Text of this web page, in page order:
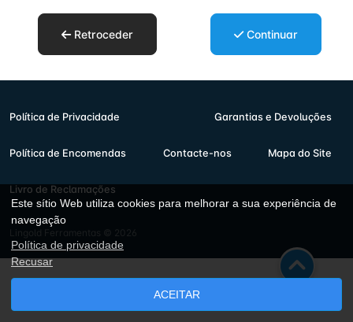
Retroceder Continuar
Política de Privacidade Garantias e Devoluções
Política de Encomendas Contacte-nos Mapa do Site
Livro de Reclamações
Lingold Ferramentas © 2026
Este sítio Web utiliza cookies para melhorar a sua experiência de
navegação
Política de privacidade
Recusar
ACEITAR